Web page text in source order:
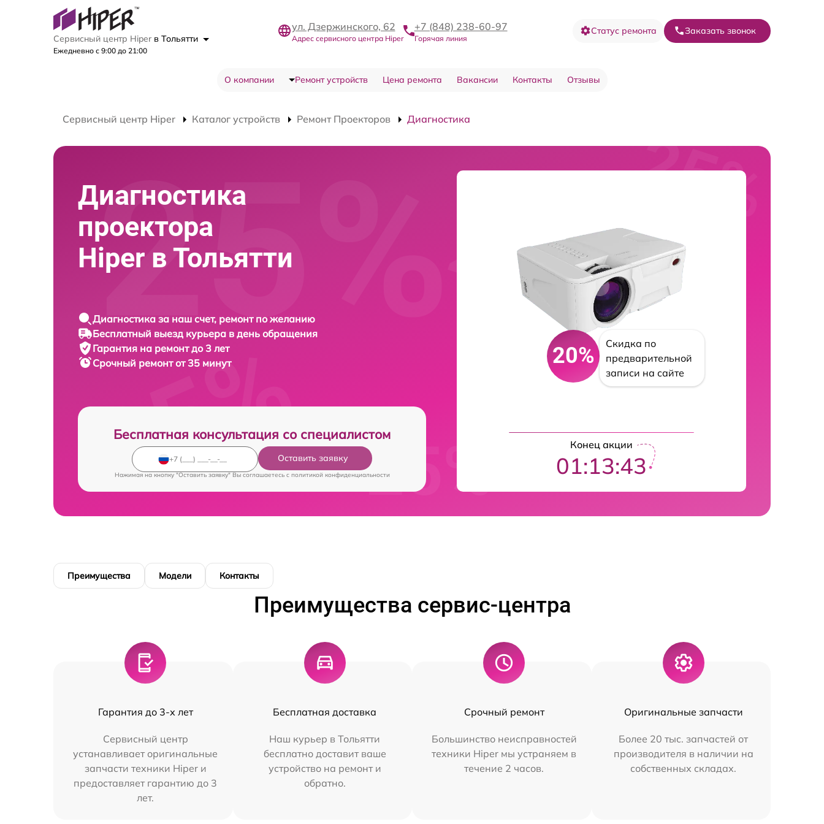
Сервисный центр Hiper в Тольятти
Ежедневно с 9:00 до 21:00
ул. Дзержинского, 62
Адрес сервисного центра Hiper
+7 (848) 238-60-97
Горячая линия
Статус ремонта Заказать звонок
О компании Ремонт устройств Цена ремонта Вакансии Контакты Отзывы
Сервисный центр Hiper Каталог устройств Ремонт Проекторов Диагностика
Диагностика
проектора
Hiper в Тольятти
Диагностика за наш счет, ремонт по желанию
Бесплатный выезд курьера в день обращения
Гарантия на ремонт до 3 лет
Срочный ремонт от 35 минут
Бесплатная консультация со специалистом
Оставить заявку
Нажимая на кнопку "Оставить заявку" Вы соглашаетесь c политикой конфиденциальности
20%
Скидка по
предварительной
записи на сайте
Конец акции
01:13:42
Преимущества Модели Контакты
Преимущества сервис-центра
Гарантия до 3-х лет
Сервисный центр
устанавливает оригинальные
запчасти техники Hiper и
предоставляет гарантию до 3
лет.
Бесплатная доставка
Наш курьер в Тольятти
бесплатно доставит ваше
устройство на ремонт и
обратно.
Срочный ремонт
Большинство неисправностей
техники Hiper мы устраняем в
течение 2 часов.
Оригинальные запчасти
Более 20 тыс. запчастей от
производителя в наличии на
собственных складах.